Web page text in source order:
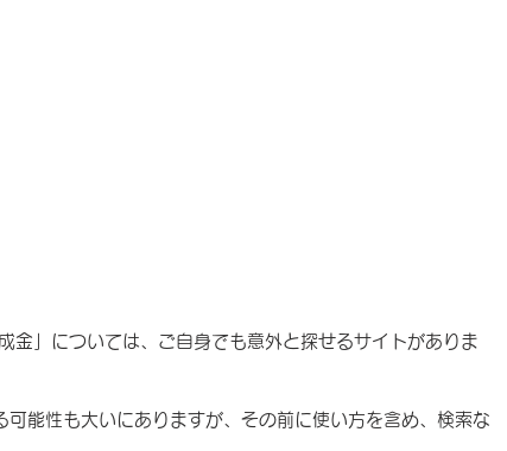
金」については、ご自身でも意外と探せるサイトがありま
能性も大いにありますが、その前に使い方を含め、検索な